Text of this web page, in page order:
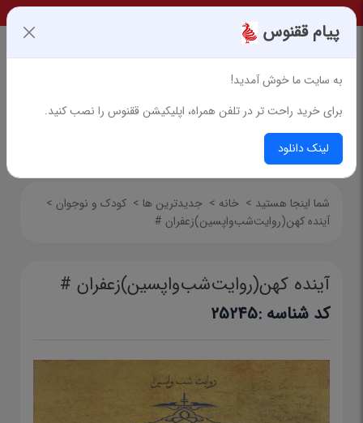
شما اینجا هستید > خانه > جدیدترین ها > کودک و نوجوان >
آینده کهن(روایت‌شب‌واپسین)زعفران #
آینده کهن(روایت‌شب‌واپسین)زعفران #
کد شناسه :25245
پیام ققنوس
به سایت ما خوش آمدید!
برای خرید راحت تر در تلفن همراه، اپلیکیشن ققنوس را نصب کنید.
لینک دانلود